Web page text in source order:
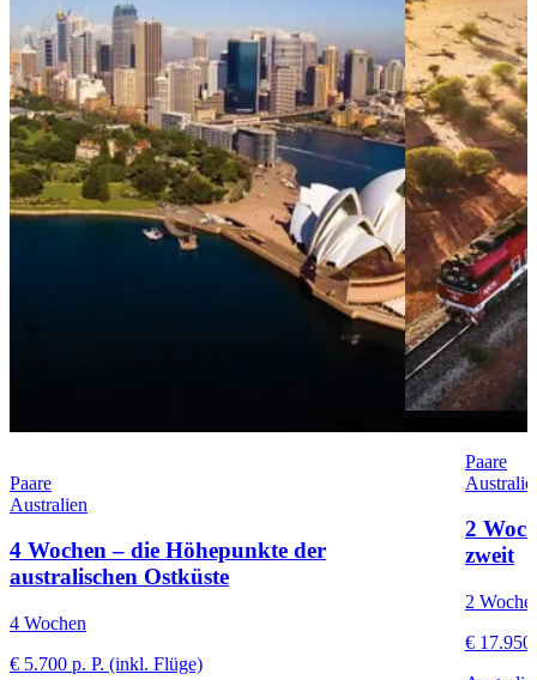
Paare
Australien
4 Wochen – die Höhepunkte der
australischen Ostküste
4 Wochen
€ 5.700 p. P. (inkl. Flüge)
Paare
2
zweit
2
€ 17.950